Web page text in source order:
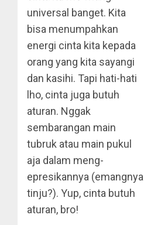
universal banget. Kita
bisa menumpahkan
energi cinta kita kepada
orang yang kita sayangi
dan kasihi. Tapi hati-hati
lho, cinta juga butuh
aturan. Nggak
sembarangan main
tubruk atau main pukul
aja dalam meng-
epresikannya (emangnya
tinju?). Yup, cinta butuh
aturan, bro!